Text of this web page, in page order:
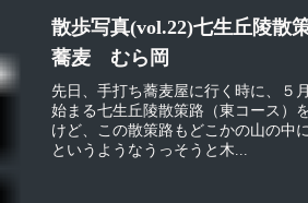
散歩写真(vol.22)
蕎麦 むら岡
先日、手打ち蕎麦屋に行く時に、５
始まる七生丘陵散策路（東コース）
けど、この散策路もどこかの山の中
というようなうっそうと木...